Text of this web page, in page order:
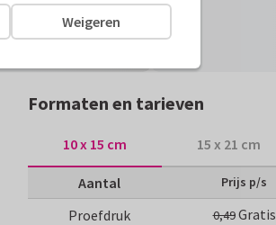
Formaten en tarieven
10 x 15 cm 15 x 21 cm
Aantal Prijs p/s
Proefdruk 0,49Gratis
Weigeren